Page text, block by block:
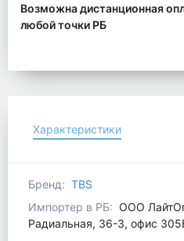
Возможна дистанционная
любой точки РБ
Характеристики
Бренд: TBS
Импортер в РБ: ООО
Радиальная, 36-3, офис